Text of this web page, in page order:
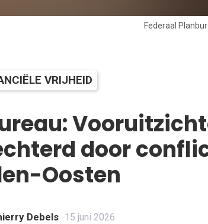
Federaal
VRIJHEID
door
Oosten
Debels 15 juni 2026